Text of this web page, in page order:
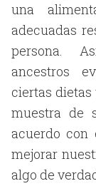
una
adecuadas
persona.
ancestros
ciertas
muestra de
acuerdo con
mejorar
algo de